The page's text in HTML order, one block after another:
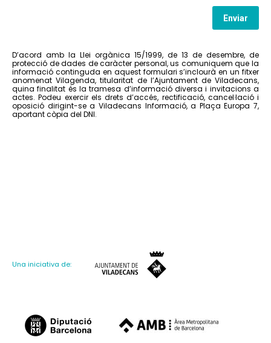
D’acord amb la Llei orgànica 15/1999, de 13 de desembre, de
protecció de dades de caràcter personal, us comuniquem que la
informació continguda en aquest formulari s’inclourà en un fitxer
anomenat Vilagenda, titularitat de l’Ajuntament de Viladecans,
quina finalitat és la tramesa d’informació diversa i invitacions a
actes. Podeu exercir els drets d’accés, rectificació, cancel·lació i
oposició dirigint-se a Viladecans Informació, a Plaça Europa 7,
aportant còpia del DNI.
Una iniciativa de: